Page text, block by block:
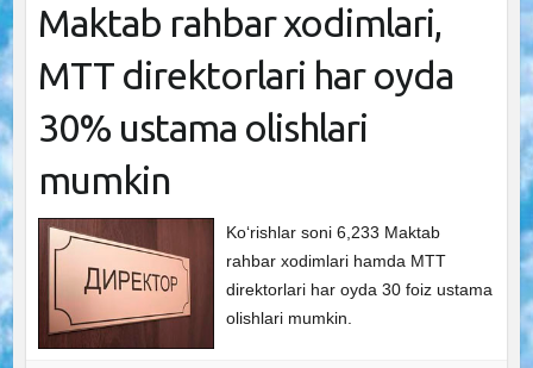
Maktab rahbar xodimlari,
MTT direktorlari har oyda
30% ustama olishlari
mumkin
Ko‘rishlar soni 6,233 Maktab
rahbar xodimlari hamda MTT
direktorlari har oyda 30 foiz ustama
olishlari mumkin.